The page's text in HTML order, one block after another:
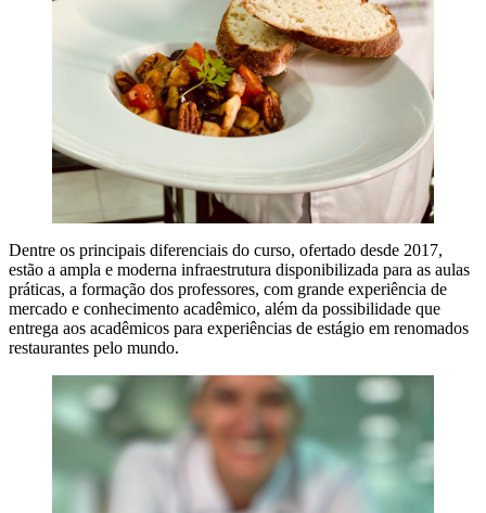
Dentre os principais diferenciais do curso, ofertado desde 2017,
estão a ampla e moderna infraestrutura disponibilizada para as aulas
práticas, a formação dos professores, com grande experiência de
mercado e conhecimento acadêmico, além da possibilidade que
entrega aos acadêmicos para experiências de estágio em renomados
restaurantes pelo mundo.